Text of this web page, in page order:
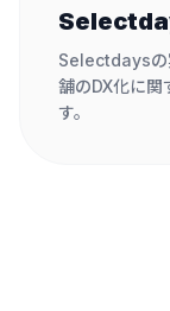
Selectdaysの
舗のDX化に関
す。